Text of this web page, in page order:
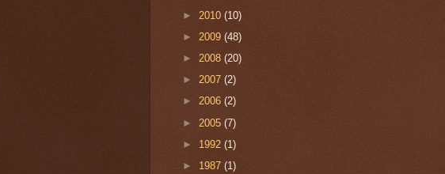
► 2010 (10)
► 2009 (48)
► 2008 (20)
► 2007 (2)
► 2006 (2)
► 2005 (7)
► 1992 (1)
► 1987 (1)